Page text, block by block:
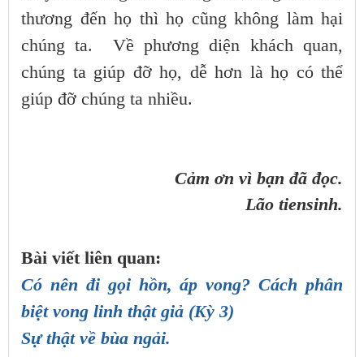
thương đến họ thì họ cũng không làm hại
chúng ta. Về phương diện khách quan,
chúng ta giúp đỡ họ, dễ hơn là họ có thể
giúp đỡ chúng ta nhiều.
Cảm ơn vì bạn đã đọc.
Lão tiensinh.
Bài viết liên quan:
Có nên đi gọi hồn, áp vong? Cách phân
biệt vong linh thật giả (Kỳ 3)
Sự thật về bùa ngải.